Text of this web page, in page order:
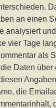
an einen
analysiert
vier Tage
als
Daten
die